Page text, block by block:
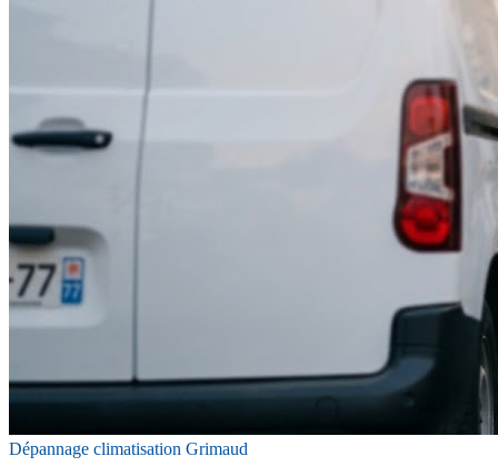
Dépannage climatisation Grimaud